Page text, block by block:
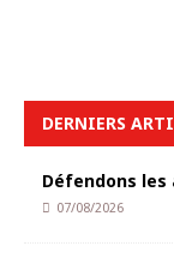
DERNIERS
Défendons
07/08/2026